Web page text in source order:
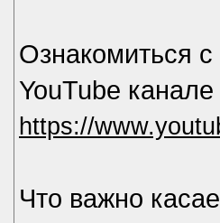
Ознакомиться
YouTube
https://
Что важно